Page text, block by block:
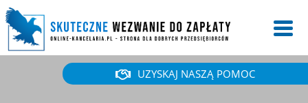
UZYSKAJ NASZĄ POMOC